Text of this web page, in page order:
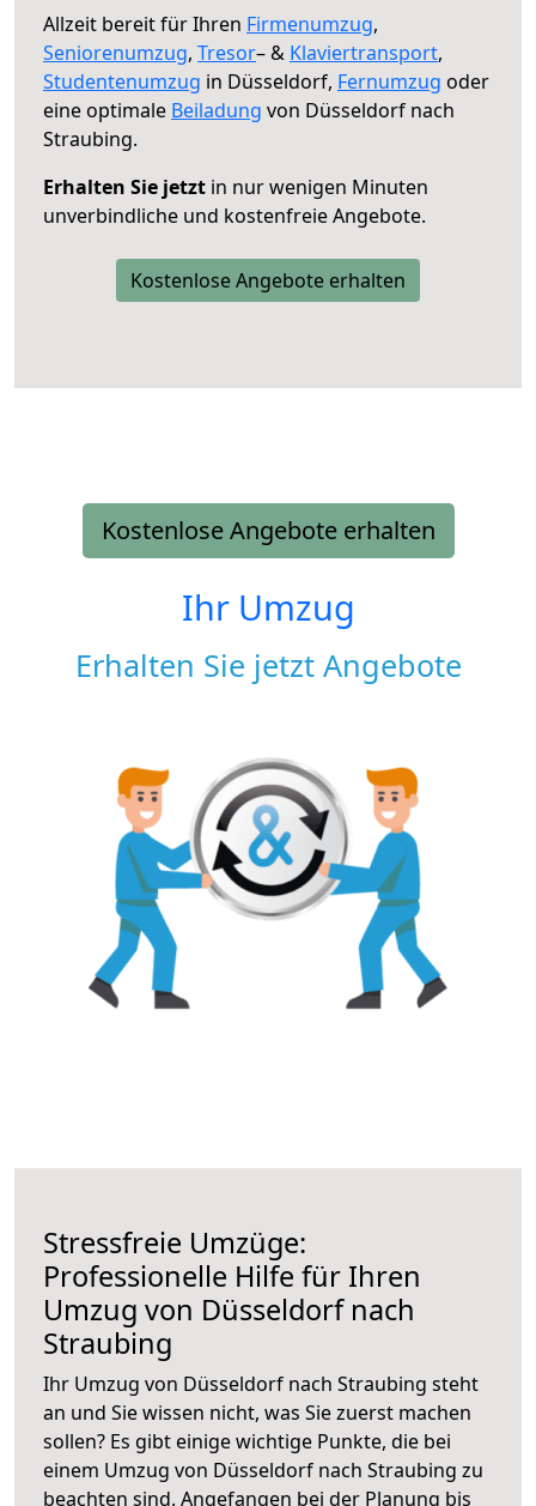
Allzeit bereit für Ihren Firmenumzug,
Seniorenumzug, Tresor– & Klaviertransport,
Studentenumzug in Düsseldorf, Fernumzug oder
eine optimale Beiladung von Düsseldorf nach
Straubing.
Erhalten Sie jetzt in nur wenigen Minuten
unverbindliche und kostenfreie Angebote.
Kostenlose Angebote erhalten
Kostenlose Angebote erhalten
Ihr Umzug
Erhalten Sie jetzt Angebote
Stressfreie Umzüge:
Professionelle Hilfe für Ihren
Umzug von Düsseldorf nach
Straubing
Ihr Umzug von Düsseldorf nach Straubing steht
an und Sie wissen nicht, was Sie zuerst machen
sollen? Es gibt einige wichtige Punkte, die bei
einem Umzug von Düsseldorf nach Straubing zu
beachten sind. Angefangen bei der Planung bis